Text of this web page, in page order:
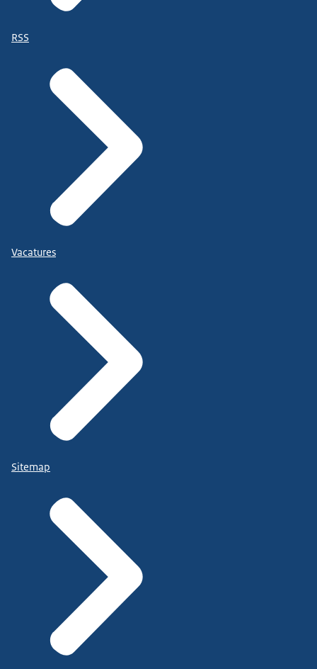
RSS
Vacatures
Sitemap